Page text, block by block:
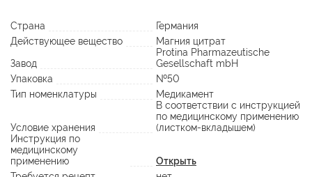
Страна
Германия
Действующее вещество
Магния цитрат
Завод
Protina Pharmazeutische
Gesellschaft mbH
Упаковка
№50
Тип номенклатуры
Медикамент
Условие хранения
В соответствии с инструкцией
по медицинскому применению
(листком-вкладышем)
Инструкция по
медицинскому
применению
Открыть